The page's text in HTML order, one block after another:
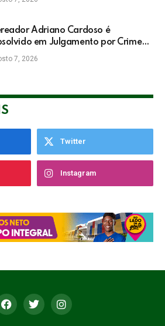
Adriano Cardoso é
em Julgamento por Crime
no TRE
7, 2026
Twitter
Instagram